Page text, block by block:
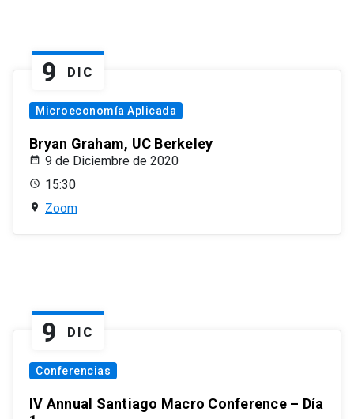
9 DIC
Microeconomía Aplicada
Bryan Graham, UC Berkeley
9 de Diciembre de 2020
15:30
Zoom
9 DIC
Conferencias
IV Annual Santiago Macro Conference – Día